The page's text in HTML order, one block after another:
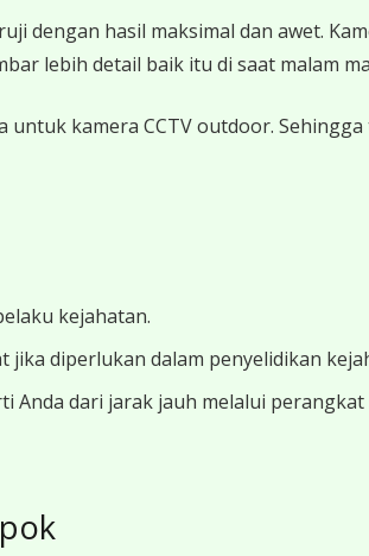
dengan hasil maksimal dan awet.
lebih detail baik itu di saat malam
kamera CCTV outdoor.
kejahatan.
jika diperlukan dalam penyelidikan
Anda dari jarak jauh melalui